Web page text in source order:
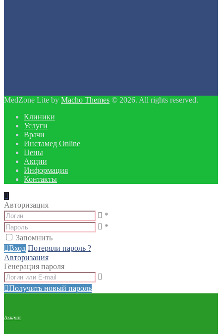
MedZone Lite by Macho Themes © 2026. All rights reserved.
Клиники
Услуги
Врачи
Инстамед Online
Цены
Акции
Информация
Контакты
Авторизация
*
*
Запомнить
Вход Потеряли пароль ?
Авторизация
Генерация пароля
Получить новый пароль
Аккаунт